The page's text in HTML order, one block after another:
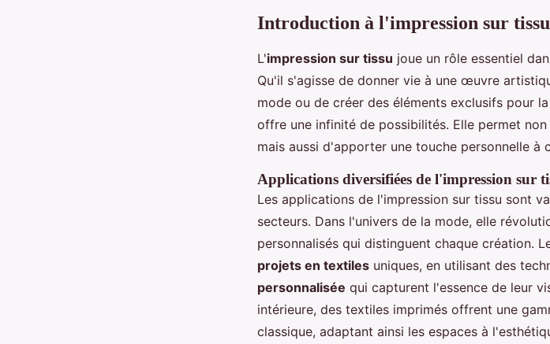
Introduction à l'impression sur tissu
L'impression sur tissu joue un rôle essentiel
Qu'il s'agisse de donner vie à une œuvre
mode ou de créer des éléments exclusifs pour
offre une infinité de possibilités. Elle permet
mais aussi d'apporter une touche personnelle à
Applications diversifiées de l'impression sur
Les applications de l'impression sur tissu sont
secteurs. Dans l'univers de la mode, elle
personnalisés qui distinguent chaque création.
projets en textiles uniques, en utilisant des
personnalisée qui capturent l'essence de leur
intérieure, des textiles imprimés offrent une
classique, adaptant ainsi les espaces à